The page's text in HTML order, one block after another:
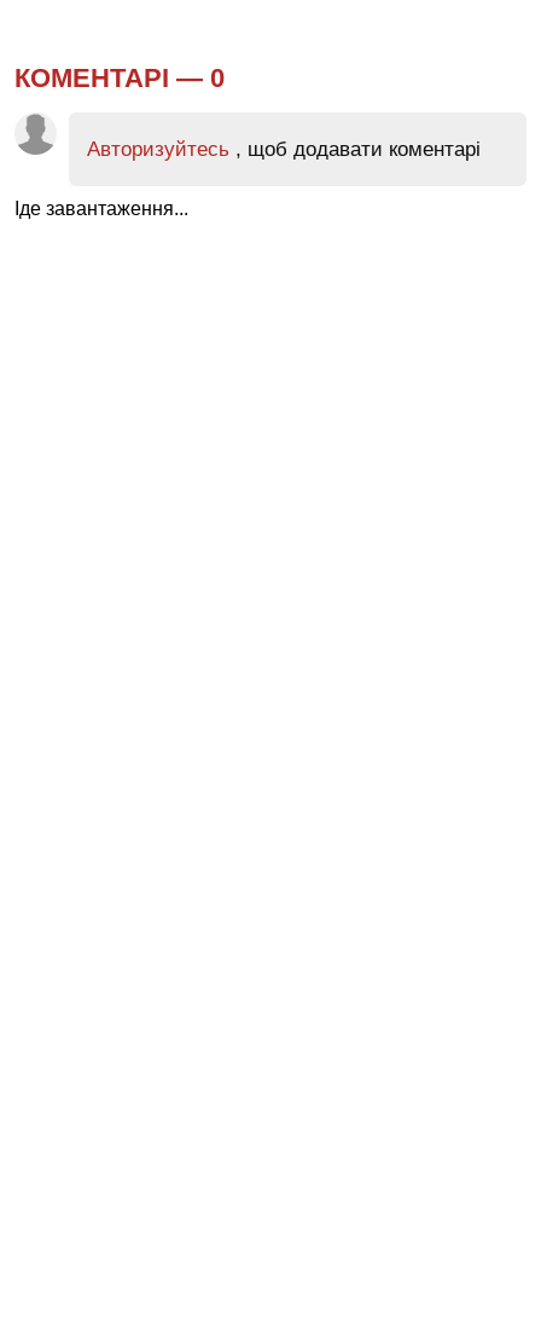
КОМЕНТАРІ — 0
Авторизуйтесь , щоб додавати коментарі
Іде завантаження...